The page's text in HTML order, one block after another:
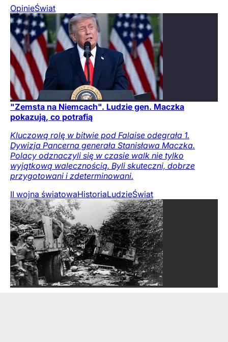
OpinieŚwiat
"Zemsta na Niemcach". Ludzie gen. Maczka
pokazują, co potrafią
Kluczową rolę w bitwie pod Falaise odegrała 1.
Dywizja Pancerna generała Stanisława Maczka.
Polacy odznaczyli się w czasie walk nie tylko
wyjątkową walecznością. Byli skuteczni, dobrze
przygotowani i zdeterminowani.
II wojna światowaHistoriaLudzieŚwiat